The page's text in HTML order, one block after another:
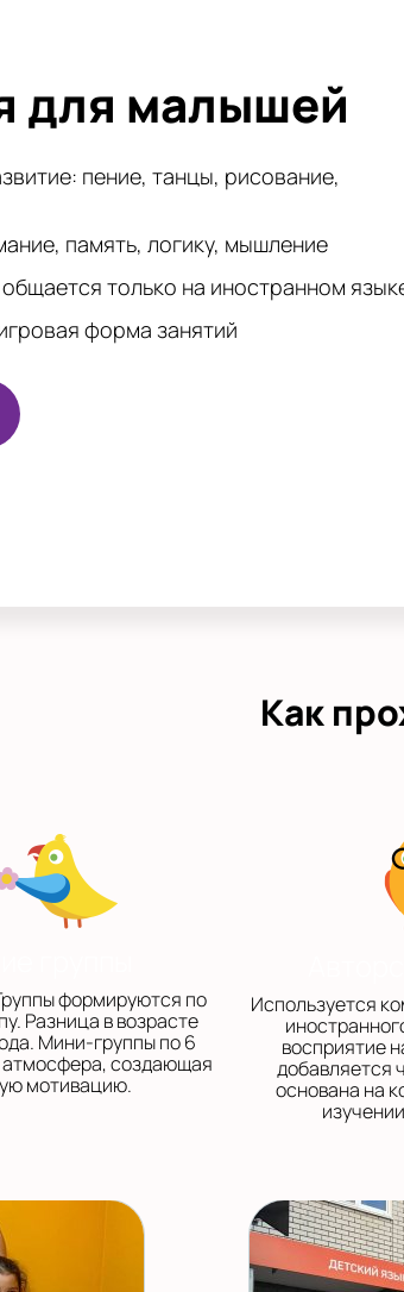
для малышей
пение, танцы, рисование,
память, логику, мышление
только на иностранном
форма занятий
Как
формируются по
Разница в возрасте
Мини-группы по 6
атмосфера, создающая
мотивацию.
Используется
восприятие
добавляется
основана на